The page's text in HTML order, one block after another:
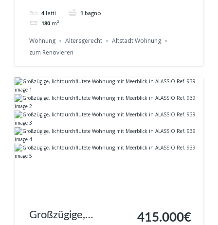
Herzen von Pieve di
Teco Ref. 941
4 letti 1 bagno
180 m²
Wohnung Altersgerecht
Altstadt Wohnung
zum Renovieren
Großzügige,
415.000€